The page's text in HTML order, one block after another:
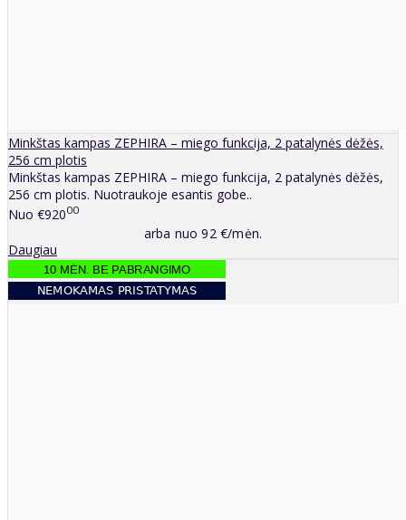
Minkštas kampas ZEPHIRA – miego funkcija, 2 patalynės dėžės,
256 cm plotis
Minkštas kampas ZEPHIRA – miego funkcija, 2 patalynės dėžės,
256 cm plotis. Nuotraukoje esantis gobe..
Nuo €92000
arba nuo 92 €/mėn.
Daugiau